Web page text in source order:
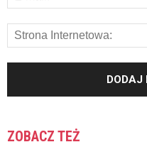
ZOBACZ TEŻ